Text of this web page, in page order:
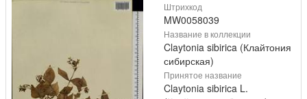
Штрихкод
MW0058039
Название в коллекции
Claytonia sibirica (Клайтония
сибирская)
Принятое название
Claytonia sibirica L.